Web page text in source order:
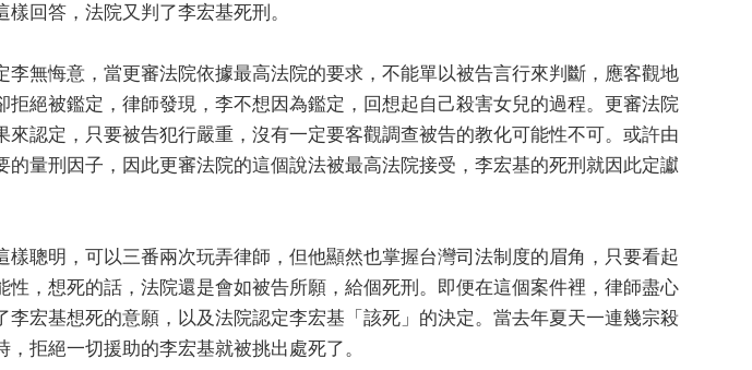
回答，法院又判了李宏基死刑。
無悔意，當更審法院依據最高法院的要求，不能單以被告言行來判斷，應客觀地
絕被鑑定，律師發現，李不想因為鑑定，回想起自己殺害女兒的過程。更審法院
認定，只要被告犯行嚴重，沒有一定要客觀調查被告的教化可能性不可。或許由
量刑因子，因此更審法院的這個說法被最高法院接受，李宏基的死刑就因此定讞
聰明，可以三番兩次玩弄律師，但他顯然也掌握台灣司法制度的眉角，只要看起
，想死的話，法院還是會如被告所願，給個死刑。即便在這個案件裡，律師盡心
宏基想死的意願，以及法院認定李宏基「該死」的決定。當去年夏天一連幾宗殺
拒絕一切援助的李宏基就被挑出處死了。